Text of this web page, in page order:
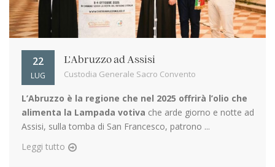
22
LUG
L'Abruzzo ad Assisi
Custodia Generale Sacro Convento
L’Abruzzo è la regione che nel 2025 offrirà l’olio che
alimenta la Lampada votiva che arde giorno e notte ad
Assisi, sulla tomba di San Francesco, patrono ...
Leggi tutto